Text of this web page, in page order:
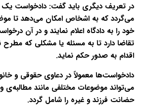
در تعریف دیگری باید گفت: دادخواست یک
می‌گردد که به اشخاص امکان می‌دهد تا
خود را به دادگاه اعلام نمایند و در آن
تقاضا دارد تا به مسئله یا مشکلی که
اقدام به صدور حکم نماید.
دادخواست‌ها معمولاً در دعاوی حقوقی و
می‌تواند موضوعات مختلفی مانند مطالبه‌ی
حضانت فرزند و غیره را شامل گردد.